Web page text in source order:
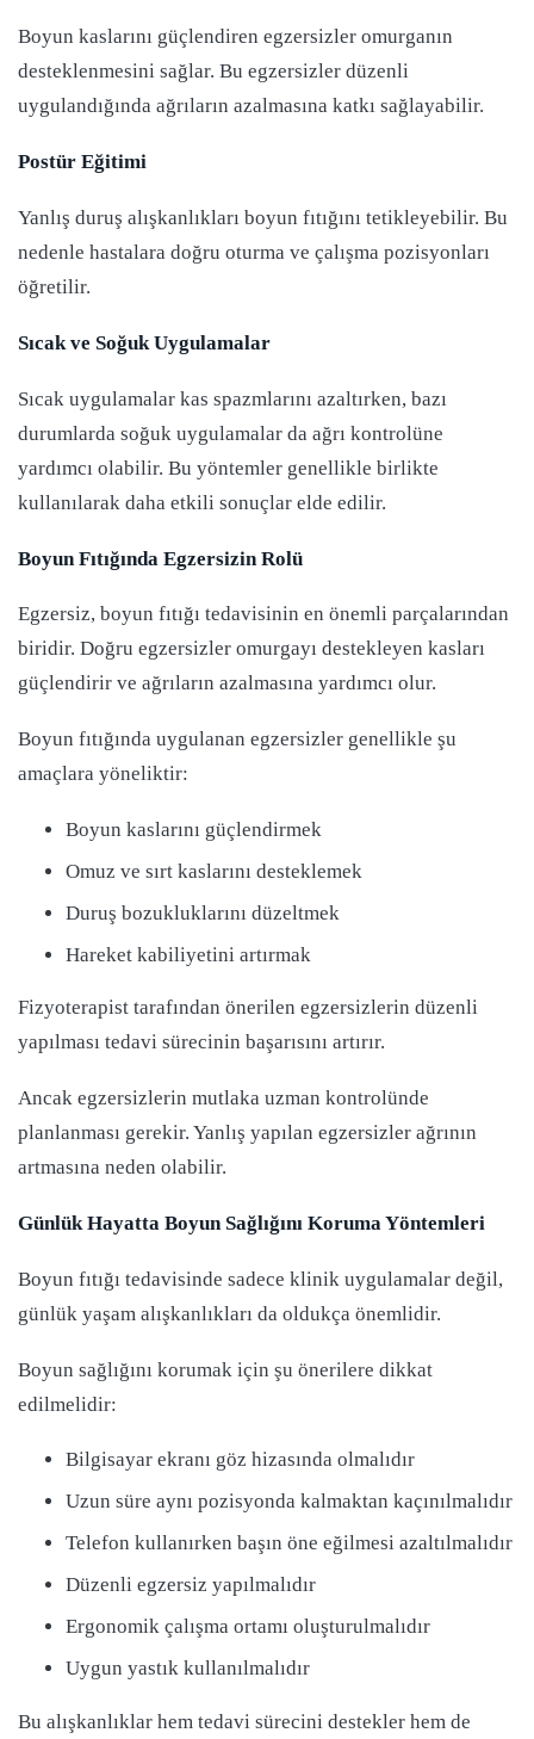
Boyun kaslarını güçlendiren egzersizler omurganın
desteklenmesini sağlar. Bu egzersizler düzenli
uygulandığında ağrıların azalmasına katkı sağlayabilir.
Postür Eğitimi
Yanlış duruş alışkanlıkları boyun fıtığını tetikleyebilir. Bu
nedenle hastalara doğru oturma ve çalışma pozisyonları
öğretilir.
Sıcak ve Soğuk Uygulamalar
Sıcak uygulamalar kas spazmlarını azaltırken, bazı
durumlarda soğuk uygulamalar da ağrı kontrolüne
yardımcı olabilir. Bu yöntemler genellikle birlikte
kullanılarak daha etkili sonuçlar elde edilir.
Boyun Fıtığında Egzersizin Rolü
Egzersiz, boyun fıtığı tedavisinin en önemli parçalarından
biridir. Doğru egzersizler omurgayı destekleyen kasları
güçlendirir ve ağrıların azalmasına yardımcı olur.
Boyun fıtığında uygulanan egzersizler genellikle şu
amaçlara yöneliktir:
Boyun kaslarını güçlendirmek
Omuz ve sırt kaslarını desteklemek
Duruş bozukluklarını düzeltmek
Hareket kabiliyetini artırmak
Fizyoterapist tarafından önerilen egzersizlerin düzenli
yapılması tedavi sürecinin başarısını artırır.
Ancak egzersizlerin mutlaka uzman kontrolünde
planlanması gerekir. Yanlış yapılan egzersizler ağrının
artmasına neden olabilir.
Günlük Hayatta Boyun Sağlığını Koruma Yöntemleri
Boyun fıtığı tedavisinde sadece klinik uygulamalar değil,
günlük yaşam alışkanlıkları da oldukça önemlidir.
Boyun sağlığını korumak için şu önerilere dikkat
edilmelidir:
Bilgisayar ekranı göz hizasında olmalıdır
Uzun süre aynı pozisyonda kalmaktan kaçınılmalıdır
Telefon kullanırken başın öne eğilmesi azaltılmalıdır
Düzenli egzersiz yapılmalıdır
Ergonomik çalışma ortamı oluşturulmalıdır
Uygun yastık kullanılmalıdır
Bu alışkanlıklar hem tedavi sürecini destekler hem de